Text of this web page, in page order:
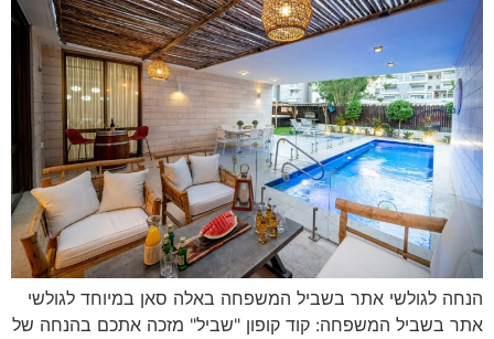
הנחה לגולשי אתר בשביל המשפחה באלה סאן במיוחד לגולשי
אתר בשביל המשפחה: קוד קופון "שביל" מזכה אתכם בהנחה של